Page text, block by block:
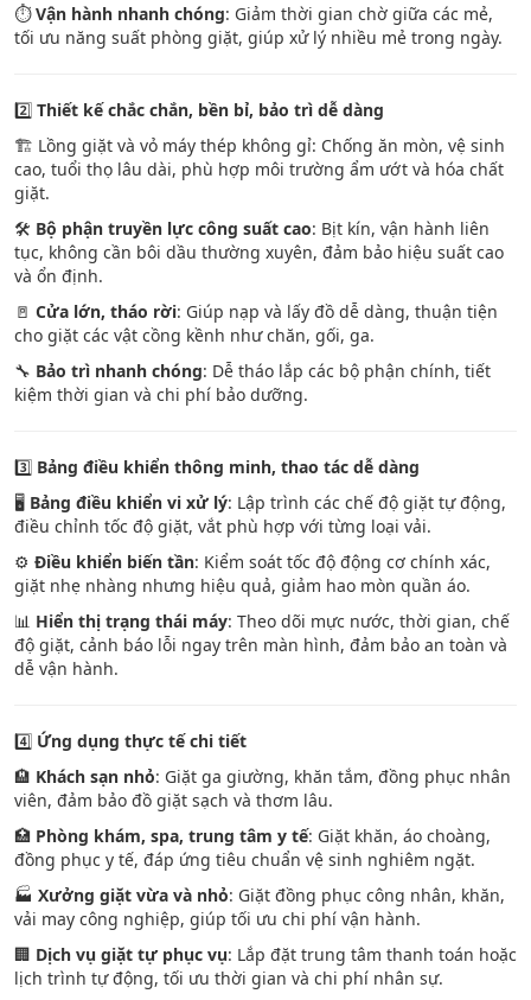
⏱️Vận hành nhanh chóng: Giảm thời gian chờ giữa các mẻ,
tối ưu năng suất phòng giặt, giúp xử lý nhiều mẻ trong ngày.
2️⃣ Thiết kế chắc chắn, bền bỉ, bảo trì dễ dàng
🏗️ Lồng giặt và vỏ máy thép không gỉ: Chống ăn mòn, vệ sinh
cao, tuổi thọ lâu dài, phù hợp môi trường ẩm ướt và hóa chất
giặt.
🛠️ Bộ phận truyền lực công suất cao: Bịt kín, vận hành liên
tục, không cần bôi dầu thường xuyên, đảm bảo hiệu suất cao
và ổn định.
🚪 Cửa lớn, tháo rời: Giúp nạp và lấy đồ dễ dàng, thuận tiện
cho giặt các vật cồng kềnh như chăn, gối, ga.
🔧 Bảo trì nhanh chóng: Dễ tháo lắp các bộ phận chính, tiết
kiệm thời gian và chi phí bảo dưỡng.
3️⃣ Bảng điều khiển thông minh, thao tác dễ dàng
🖥️ Bảng điều khiển vi xử lý: Lập trình các chế độ giặt tự động,
điều chỉnh tốc độ giặt, vắt phù hợp với từng loại vải.
⚙️ Điều khiển biến tần: Kiểm soát tốc độ động cơ chính xác,
giặt nhẹ nhàng nhưng hiệu quả, giảm hao mòn quần áo.
📊 Hiển thị trạng thái máy: Theo dõi mực nước, thời gian, chế
độ giặt, cảnh báo lỗi ngay trên màn hình, đảm bảo an toàn và
dễ vận hành.
4️⃣ Ứng dụng thực tế chi tiết
🏨 Khách sạn nhỏ: Giặt ga giường, khăn tắm, đồng phục nhân
viên, đảm bảo đồ giặt sạch và thơm lâu.
🏥 Phòng khám, spa, trung tâm y tế: Giặt khăn, áo choàng,
đồng phục y tế, đáp ứng tiêu chuẩn vệ sinh nghiêm ngặt.
🏭 Xưởng giặt vừa và nhỏ: Giặt đồng phục công nhân, khăn,
vải may công nghiệp, giúp tối ưu chi phí vận hành.
🏢 Dịch vụ giặt tự phục vụ: Lắp đặt trung tâm thanh toán hoặc
lịch trình tự động, tối ưu thời gian và chi phí nhân sự.